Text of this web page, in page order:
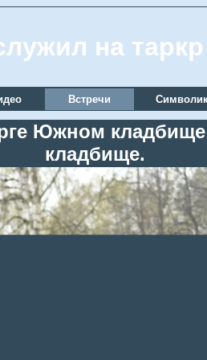
на
Встречи
Южном
кладбище.